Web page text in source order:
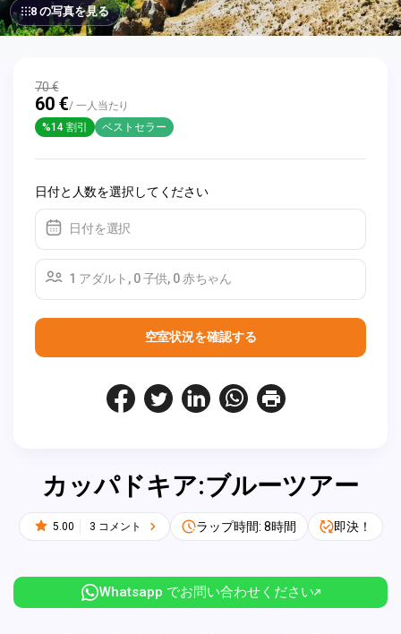
8 の写真を見る
70 €
60 €/ 一人当たり
%14 割引
ベストセラー
日付と人数を選択してください
日付を選択
1 アダルト, 0 子供, 0 赤ちゃん
空室状況を確認する
カッパドキア:ブルーツアー
5.00 3 コメント ラップ時間: 8時間 即決！
Whatsapp でお問い合わせください